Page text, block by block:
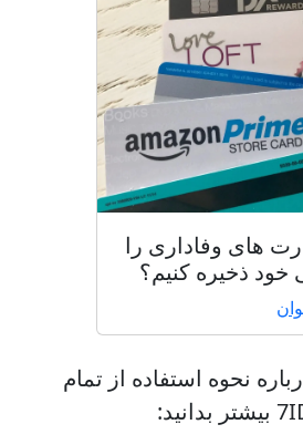
های وفاداری را
ذخیره کنیم؟
نحوه استفاده از تمام